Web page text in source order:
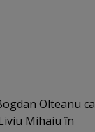
Olteanu ca
Mihaiu în